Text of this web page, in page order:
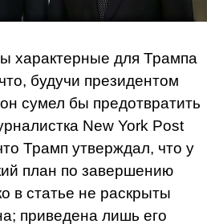
характерные для Трампа
будучи президентом
сумел бы предотвратить
New York Post
Трамп утверждал, что у
план по завершению
в статье не раскрыты
приведена лишь его